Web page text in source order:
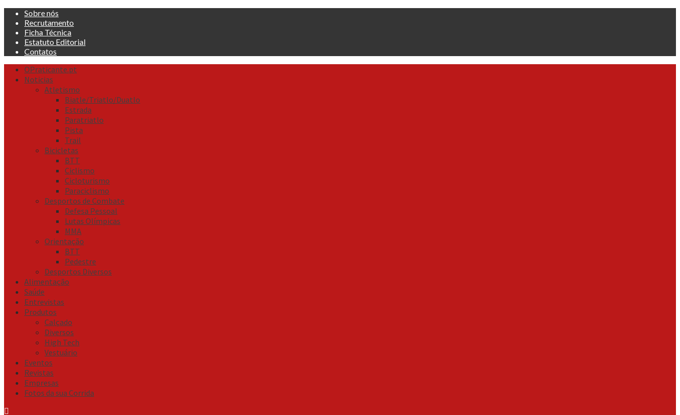
Skip
content
Sobre nós
Recrutamento
Ficha Técnica
Estatuto Editorial
Contatos
Primary
Menu
OPraticante.pt
Noticias
Atletismo
Biatle/Triatlo/Duatlo
Estrada
Paratriatlo
Pista
Trail
Bicicletas
BTT
Ciclismo
Cicloturismo
Paraciclismo
Desportos de Combate
Defesa Pessoal
Lutas Olímpicas
MMA
Orientação
BTT
Pedestre
Desportos Diversos
Alimentação
Saúde
Entrevistas
Produtos
Calçado
Diversos
High Tech
Vestuário
Eventos
Revistas
Empresas
Fotos da sua Corrida